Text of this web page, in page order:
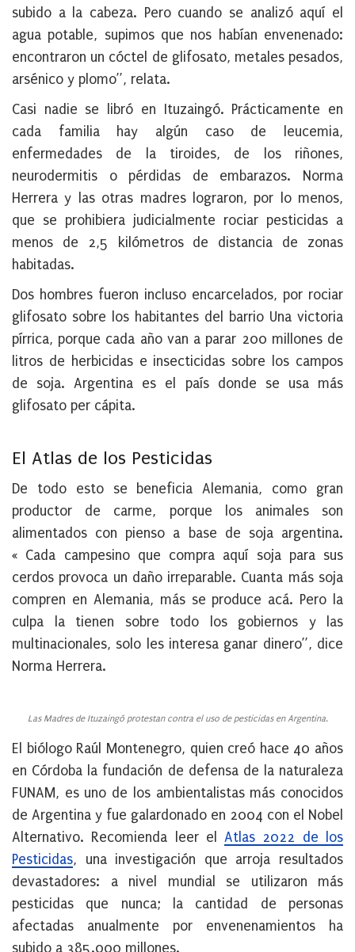
subido a la cabeza. Pero cuando se analizó aquí el
agua potable, supimos que nos habían envenenado:
encontraron un cóctel de glifosato, metales pesados,
arsénico y plomo”, relata.
Casi nadie se libró en Ituzaingó. Prácticamente en
cada familia hay algún caso de leucemia,
enfermedades de la tiroides, de los riñones,
neurodermitis o pérdidas de embarazos. Norma
Herrera y las otras madres lograron, por lo menos,
que se prohibiera judicialmente rociar pesticidas a
menos de 2,5 kilómetros de distancia de zonas
habitadas.
Dos hombres fueron incluso encarcelados, por rociar
glifosato sobre los habitantes del barrio Una victoria
pírrica, porque cada año van a parar 200 millones de
litros de herbicidas e insecticidas sobre los campos
de soja. Argentina es el país donde se usa más
glifosato per cápita.
El Atlas de los Pesticidas
De todo esto se beneficia Alemania, como gran
productor de carme, porque los animales son
alimentados con pienso a base de soja argentina.
« Cada campesino que compra aquí soja para sus
cerdos provoca un daño irreparable. Cuanta más soja
compren en Alemania, más se produce acá. Pero la
culpa la tienen sobre todo los gobiernos y las
multinacionales, solo les interesa ganar dinero”, dice
Norma Herrera.
Las Madres de Ituzaingó protestan contra el uso de pesticidas en Argentina.
El biólogo Raúl Montenegro, quien creó hace 40 años
en Córdoba la fundación de defensa de la naturaleza
FUNAM, es uno de los ambientalistas más conocidos
de Argentina y fue galardonado en 2004 con el Nobel
Alternativo. Recomienda leer elAtlas 2022 de los
Pesticidas, una investigación que arroja resultados
devastadores: a nivel mundial se utilizaron más
pesticidas que nunca; la cantidad de personas
afectadas anualmente por envenenamientos ha
subido a 385.000 millones.